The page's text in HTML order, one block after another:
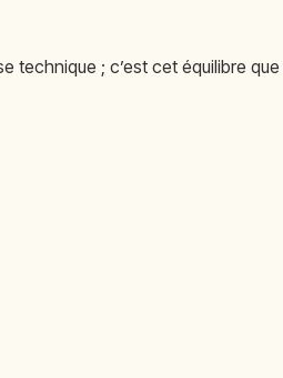
technique ; c’est cet équilibre